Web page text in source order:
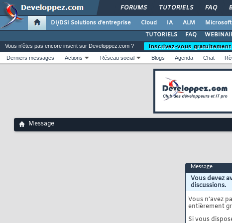
FORUMS TUTORIELS FAQ
DI/DSI Solutions d'entreprise Cloud IA ALM Microsoft
TUTORIELS
FAQ
Vous n'êtes pas encore inscrit sur Developpez.com ?
Inscrivez-vous
Derniers messages
Actions Réseau social Blogs Agenda Chat
Message
Message
Vous devez
discussions.
Vous n'avez
entièrement
Si vous